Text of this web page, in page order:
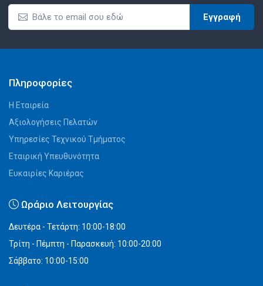
Εγγραφή
Πληροφορίες
Η Εταιρεία
Αξιολογήσεις Πελατών
Υπηρεσίες Τεχνικού Τμήματος
Εταιρική Υπευθυνότητα
Ευκαιρίες Καριέρας
Ωράριο Λειτουργίας
Δευτέρα - Τετάρτη: 10:00-18:00
Τρίτη - Πέμπτη - Παρασκευή: 10:00-20:00
Σάββατο: 10:00-15:00